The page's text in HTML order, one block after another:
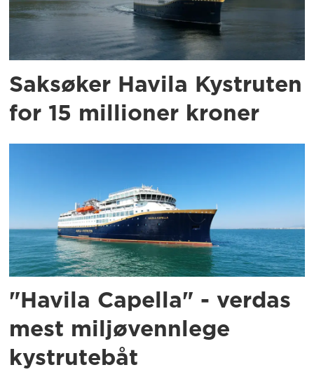
Saksøker Havila Kystruten
for 15 millioner kroner
"Havila Capella" - verdas
mest miljøvennlege
kystrutebåt